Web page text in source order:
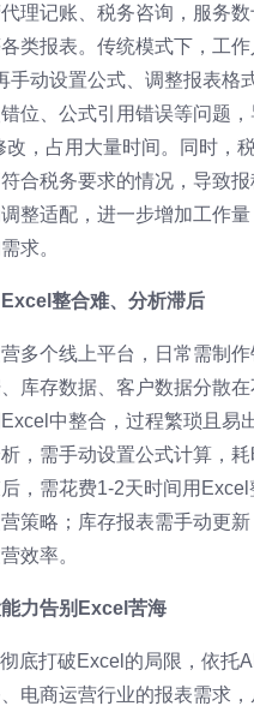
理记账、税务咨询，服务
类报表。传统模式下，工
手动设置公式、调整报表格
位、公式引用错误等问题
改，占用大量时间。同时，
合税务要求的情况，导致
整适配，进一步增加工作
求。
整合难、分析滞后
多个线上平台，日常需制
库存数据、客户数据分散
中整合，过程繁琐且易
，需手动设置公式计算，
，需花费1-2天时间用
策略；库存报表需手动更
效率。
力告别Excel苦海
底打破Excel的局限，依托
电商运营行业的报表需求